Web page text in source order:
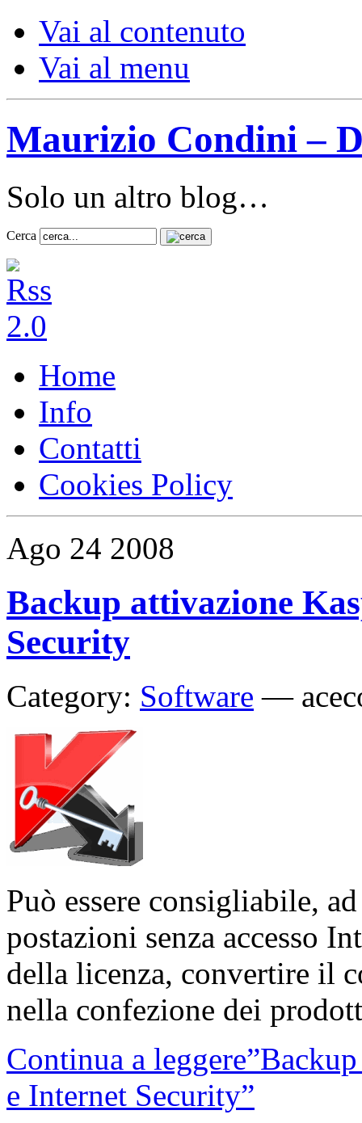
Vai al contenuto
Vai al menu
Maurizio Condini –
Solo un altro blog…
Cerca
Home
Info
Contatti
Cookies Policy
Ago 24 2008
Backup attivazione
Security
Category: Software —
Può essere consigliabile,
postazioni senza accesso
della licenza, convertire il
nella confezione dei
Continua a
e Internet Security”